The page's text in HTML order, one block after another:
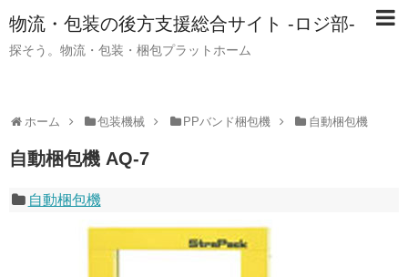
物流・包装の後方支援総合サイト -ロジ部-
探そう。物流・包装・梱包プラットホーム
ホーム 包装機械 PPバンド梱包機 自動梱包機
自動梱包機 AQ-7
自動梱包機